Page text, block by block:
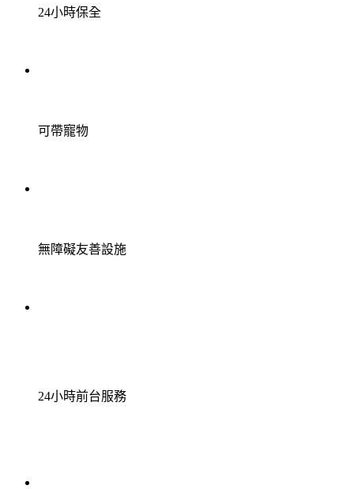
24小時保全
可帶寵物
無障礙友善設施
24小時前台服務